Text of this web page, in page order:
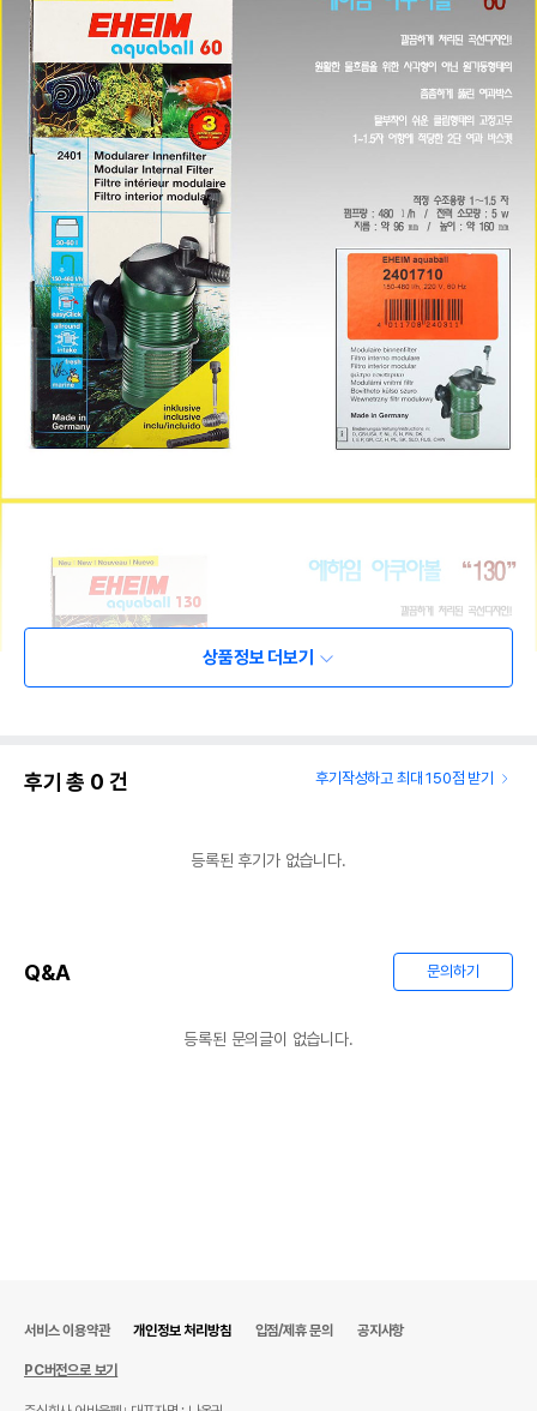
상품정보 더보기
후기 총 0 건 후기작성하고 최대 150점 받기
등록된 후기가 없습니다.
Q&A 문의하기
등록된 문의글이 없습니다.
서비스 이용약관 개인정보 처리방침 입점/제휴 문의 공지사항
PC버전으로 보기